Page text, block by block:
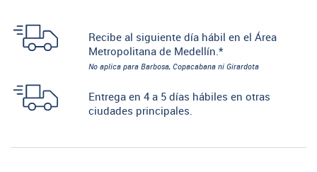
Recibe al siguiente día hábil en el Área
Metropolitana de Medellín.*
No aplica para Barbosa, Copacabana ni Girardota
Entrega en 4 a 5 días hábiles en otras
ciudades principales.